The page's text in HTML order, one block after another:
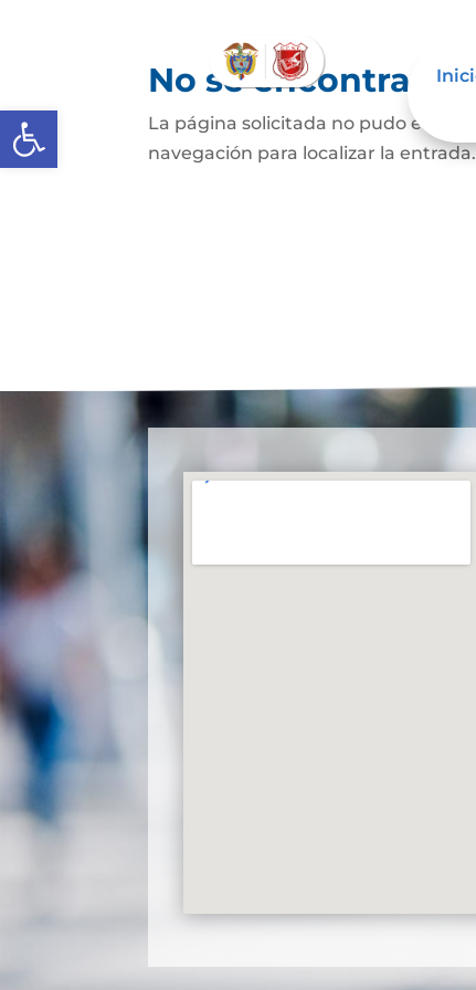
Abrir barra de herramientas
No se
La página solicitada no pudo
navegación para localizar la entrada.